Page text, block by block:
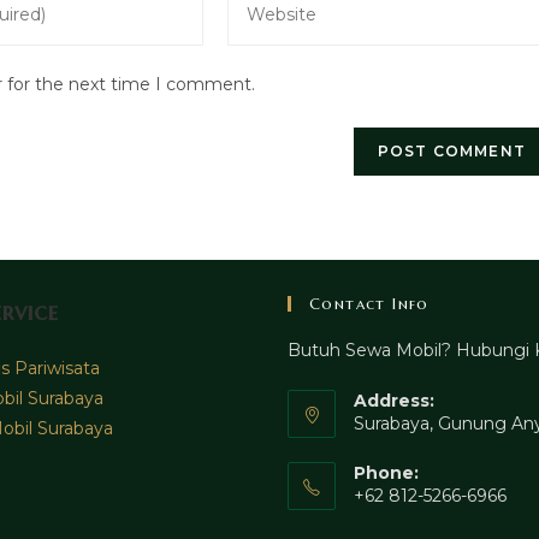
your
URL
for the next time I comment.
Pariwisata
Surabaya
Surabaya
Contact Info
Butuh Sewa Mobil? Hubungi
Address:
Surabaya, Gunung
Phone:
+62 812-5266-6966